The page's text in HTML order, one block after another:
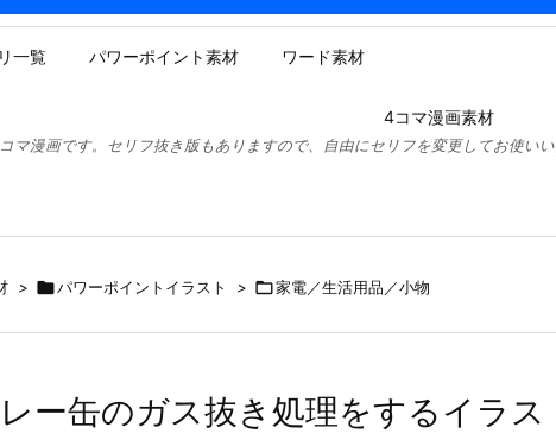
一覧 パワーポイント素材 ワード素材
4コマ漫画素材
マ漫画です。セリフ抜き版もありますので、自由にセリフを変更してお使い
> パワーポイントイラスト > 家電／生活用品／小物
ー缶のガス抜き処理をするイラス